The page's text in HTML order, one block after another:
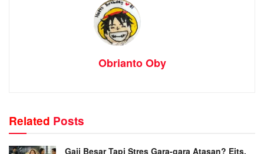
Obrianto Oby
Related Posts
Gaji Besar Tapi Stres Gara-gara Atasan? Eits,